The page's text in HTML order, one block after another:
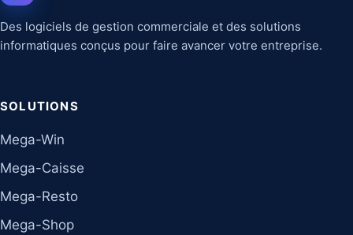
Des logiciels de gestion commerciale et des solutions
informatiques conçus pour faire avancer votre entreprise.
SOLUTIONS
Mega-Win
Mega-Caisse
Mega-Resto
Mega-Shop